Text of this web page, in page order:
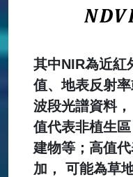
其中NIR為近紅
值、地表反射
波段光譜資料
值代表非植生區
建物等；高值
加， 可能為草